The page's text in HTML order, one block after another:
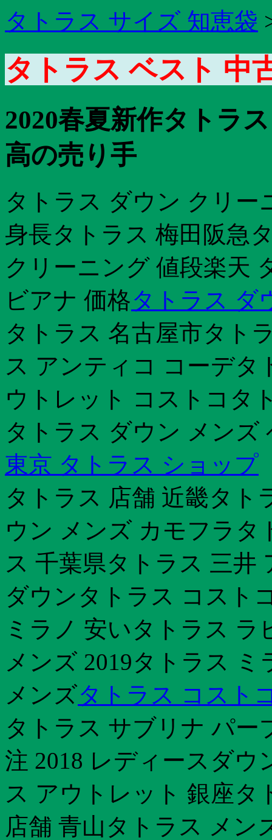
タトラス サイズ 知恵袋
タトラス ベスト 中
2020春夏新作タトラ
高の売り手
タトラス ダウン クリー
身長タトラス 梅田阪急
クリーニング 値段楽天
ビアナ 価格タトラス ダ
タトラス 名古屋市タト
ス アンティコ コーデタ
ウトレット コストコタ
タトラス ダウン メンズ
東京 タトラス ショップ
タトラス 店舗 近畿タト
ウン メンズ カモフラ
ス 千葉県タトラス 三井
ダウンタトラス コスト
ミラノ 安いタトラス
メンズ 2019タトラス
メンズタトラス コスト
タトラス サブリナ パー
注 2018 レディースダ
ス アウトレット 銀座タ
店舗 青山タトラス メン